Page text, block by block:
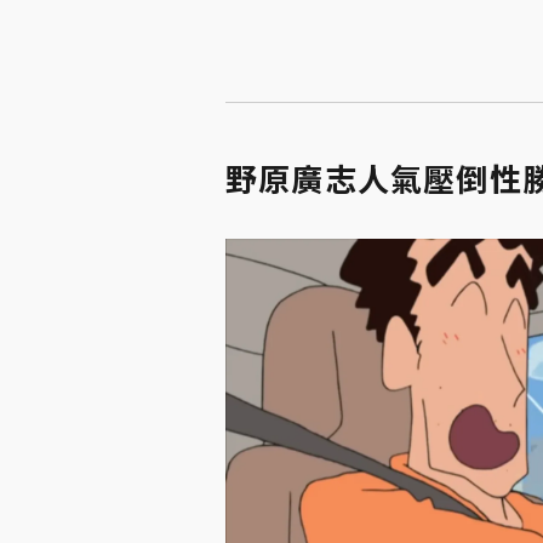
野原廣志人氣壓倒性